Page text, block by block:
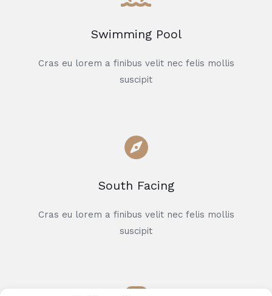
Swimming Pool
Cras eu lorem a finibus velit nec felis mollis
suscipit
South Facing
Cras eu lorem a finibus velit nec felis mollis
suscipit